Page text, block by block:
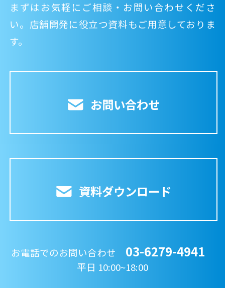
まずはお気軽にご相談・お問い合わせくださ
い。店舗開発に役立つ資料もご用意しておりま
す。
お問い合わせ
資料ダウンロード
お電話でのお問い合わせ 03-6279-4941
平日 10:00~18:00